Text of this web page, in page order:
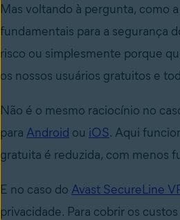
Mas voltando à pergunta, como
fundamentais para a segurança
risco ou simplesmente porque
os nossos usuários gratuitos e
Não é o mesmo raciocínio no
para Android ou iOS. Aqui
gratuita é reduzida, com menos
E no caso do Avast SecureLine
privacidade. Para cobrir os